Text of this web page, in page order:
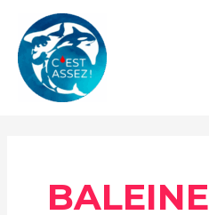
contenu
BALEINE